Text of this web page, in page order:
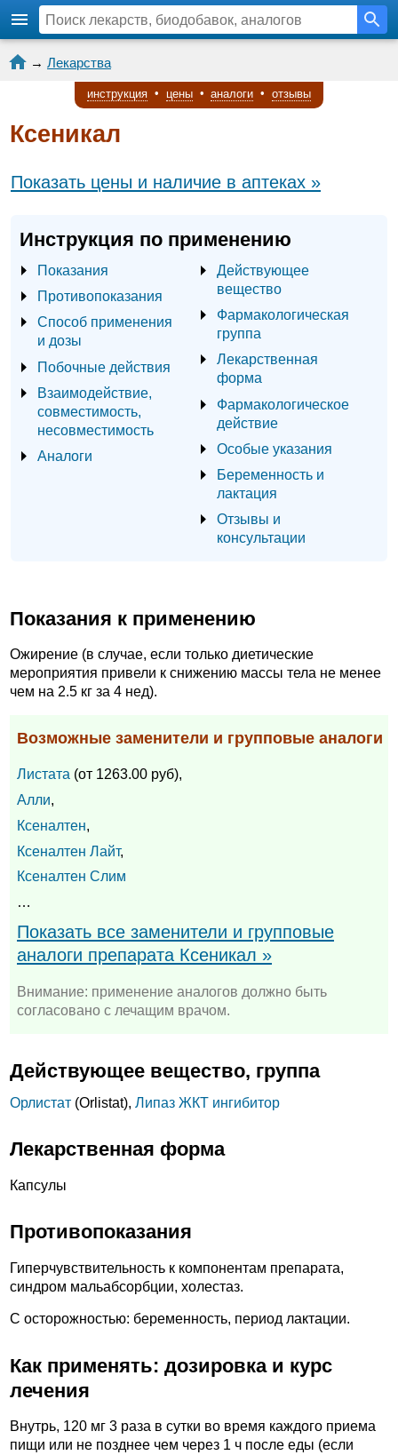
→ Лекарства
инструкция • цены • аналоги • отзывы
Ксеникал
Показать цены и наличие в аптеках »
Инструкция по применению
Показания
Противопоказания
Способ применения
и дозы
Побочные действия
Взаимодействие,
совместимость,
несовместимость
Аналоги
Действующее
вещество
Фармакологическая
группа
Лекарственная
форма
Фармакологическое
действие
Особые указания
Беременность и
лактация
Отзывы и
консультации
Показания к применению
Ожирение (в случае, если только диетические
мероприятия привели к снижению массы тела не менее
чем на 2.5 кг за 4 нед).
Возможные заменители и групповые аналоги
Листата (от 1263.00 руб),
Алли,
Ксеналтен,
Ксеналтен Лайт,
Ксеналтен Слим
…
Показать все заменители и групповые
аналоги препарата Ксеникал »
Внимание: применение аналогов должно быть
согласовано с лечащим врачом.
Действующее вещество, группа
Орлистат (Orlistat), Липаз ЖКТ ингибитор
Лекарственная форма
Капсулы
Противопоказания
Гиперчувствительность к компонентам препарата,
синдром мальабсорбции, холестаз.
C осторожностью: беременность, период лактации.
Как применять: дозировка и курс
лечения
Внутрь, 120 мг 3 раза в сутки во время каждого приема
пищи или не позднее чем через 1 ч после еды (если